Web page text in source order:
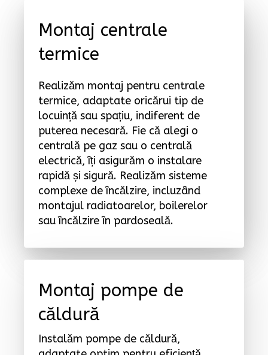
Montaj centrale
termice
Realizăm montaj pentru centrale
termice, adaptate oricărui tip de
locuință sau spațiu, indiferent de
puterea necesară. Fie că alegi o
centrală pe gaz sau o centrală
electrică, îți asigurăm o instalare
rapidă și sigură. Realizăm sisteme
complexe de încălzire, incluzând
montajul radiatoarelor, boilerelor
sau încălzire în pardoseală.
Montaj pompe de
căldură
Instalăm pompe de căldură,